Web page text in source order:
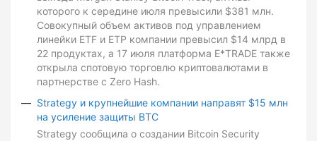
которого к середине июля превысили $381 млн.
Совокупный объем активов под управлением
линейки ETF и ETP компании превысил $14 млрд в
22 продуктах, а 17 июля платформа E*TRADE также
открыла спотовую торговлю криптовалютами в
партнерстве с Zero Hash.
Strategy и крупнейшие компании направят $15 млн
на усиление защиты BTC
Strategy сообщила о создании Bitcoin Security